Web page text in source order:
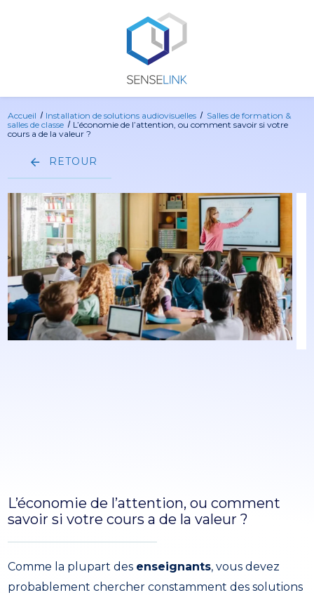
Accueil Installation de solutions audiovisuelles
Salles de formation &
salles de classe
L’économie de l’attention, ou comment savoir si votre
cours a de la valeur ?
RETOUR
L’économie de l’attention, ou comment
savoir si votre cours a de la valeur ?
Comme la plupart des enseignants, vous devez
probablement chercher constamment des solutions